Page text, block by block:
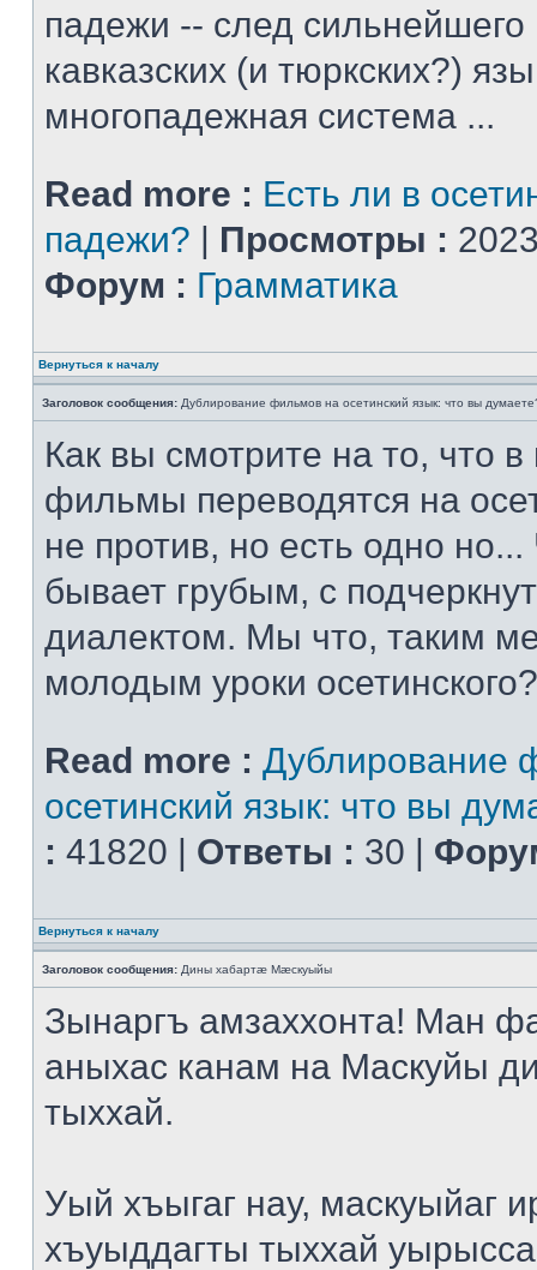
падежи -- след сильнейшего
кавказских (и тюркских?)
многопадежная система ...
Read more : Есть ли в
падежи? | Просмотры :
Форум : Грамматика
Вернуться к началу
Заголовок сообщения: Дублирование фильмов на осетинский язык: что вы
Как вы смотрите на то, что
фильмы переводятся на
не против, но есть одно
бывает грубым, с
диалектом. Мы что, таким
молодым уроки
Read more : Дублирование
осетинский язык: что вы
: 41820 | Ответы : 30 |
Вернуться к началу
Заголовок сообщения: Дины хабартæ Мæскуыйы
Зынаргъ амзаххонта! Ман
аныхас канам на Маскуйы
тыххай.
Уый хъыгаг нау, маскуыйаг
хъуыддагты тыххай